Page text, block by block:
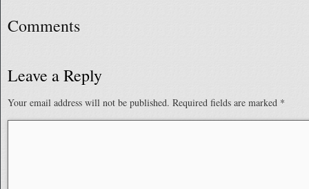
Comments
Leave a Reply
Your email address will not be published. Required fields are marked *